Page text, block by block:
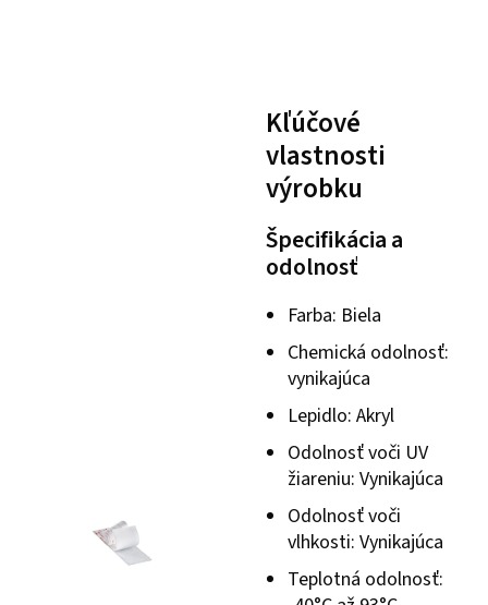
Kľúčové
vlastnosti
výrobku
Špecifikácia a
odolnosť
Farba: Biela
Chemická odolnosť:
vynikajúca
Lepidlo: Akryl
Odolnosť voči UV
žiareniu: Vynikajúca
Odolnosť voči
vlhkosti: Vynikajúca
Teplotná odolnosť: